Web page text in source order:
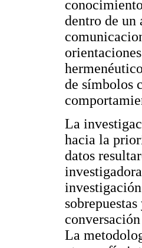
dentro de un
de símbolos
La
hacia la
datos
La